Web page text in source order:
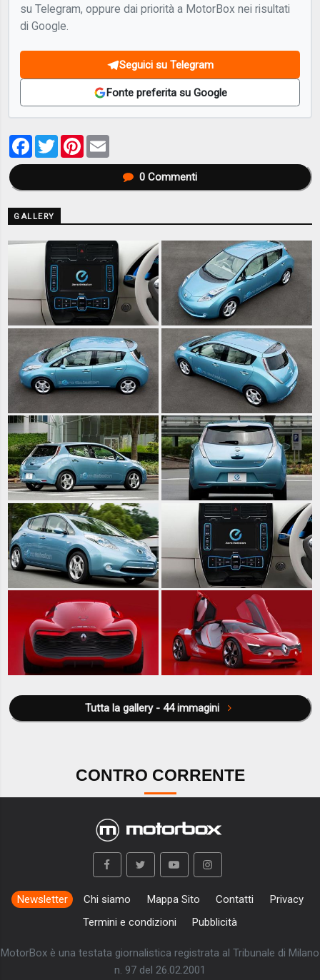
su Telegram, oppure dai priorità a MotorBox nei risultati
di Google.
Seguici su Telegram
Fonte preferita su Google
Facebook
TwitterPinterest
0Commenti
GALLERY
Tutta la gallery - 44 immagini
CONTRO CORRENTE
Newsletter Chi siamo Mappa Sito Contatti
Privacy
Termini e condizioni
Pubblicità
MotorBox è una testata giornalistica registrata al Tribunale di Milano
n. 97 del 26.02.2001